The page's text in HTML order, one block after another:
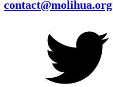
contact@molihua.org